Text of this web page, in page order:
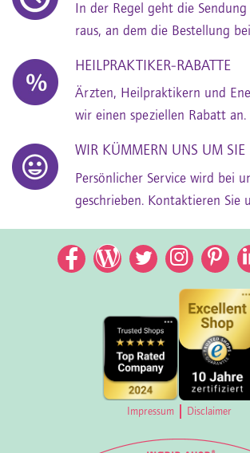
In der Regel geht die
raus, an dem die Bestellung
HEILPRAKTIKER-RABATTE
Ärzten, Heilpraktikern und
wir einen speziellen Rabatt an.
WIR KÜMMERN UNS UM SIE
Persönlicher Service wird bei
geschrieben. Kontaktieren Sie
Facebook
Facebook
Twitter
Impressum Disclaimer